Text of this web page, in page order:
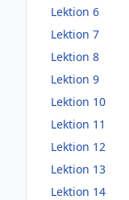
Lektion 6
Lektion 7
Lektion 8
Lektion 9
Lektion 10
Lektion 11
Lektion 12
Lektion 13
Lektion 14